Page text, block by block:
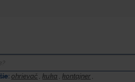
ohrievač ,kuka ,kontajner ,